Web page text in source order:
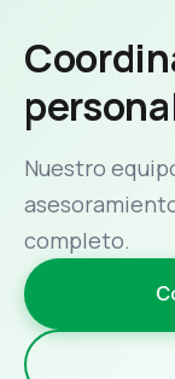
Nuestro
completo.